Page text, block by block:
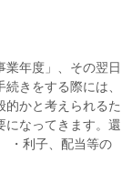
業年度」、その翌日
きをする際には、
的かと考えられるた
になってきます。還
・利子、配当等の